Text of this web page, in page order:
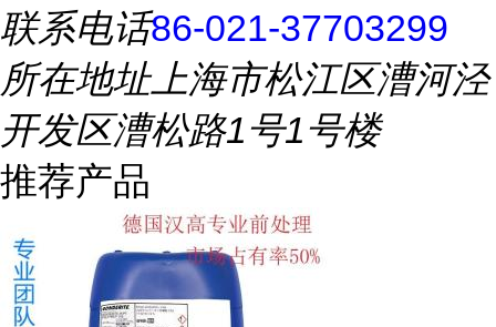
联系电话86-021-37703299
所在地址上海市松江区漕河泾
开发区漕松路1号1号楼
推荐产品